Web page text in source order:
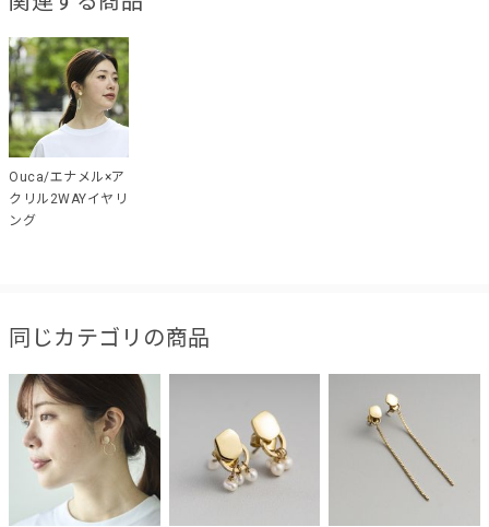
Ouca/エナメル×ア
クリル2WAYイヤリ
ング
同じカテゴリの商品